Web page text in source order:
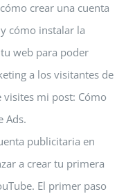
crear una cuenta
cómo instalar la
web para poder
a los visitantes de
mi post: Cómo
Ads.
publicitaria en
a crear tu primera
El primer paso